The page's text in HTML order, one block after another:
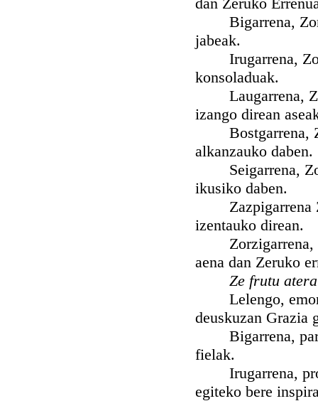
Bigarrena,
jabeak.
Irugarrena,
konsoladuak.
Laugarrena,
izango direan
Bostgarrena,
alkanzauko daben.
Seigarrena,
ikusiko daben.
Zazpigarrena
izentauko direan.
Zorzigarrena,
aena dan Zeruko
Ze frutu
Lelengo, emon
deuskuzan Grazia
Bigarrena,
fielak.
Irugarrena,
egiteko bere